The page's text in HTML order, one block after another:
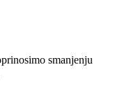
smanjenju